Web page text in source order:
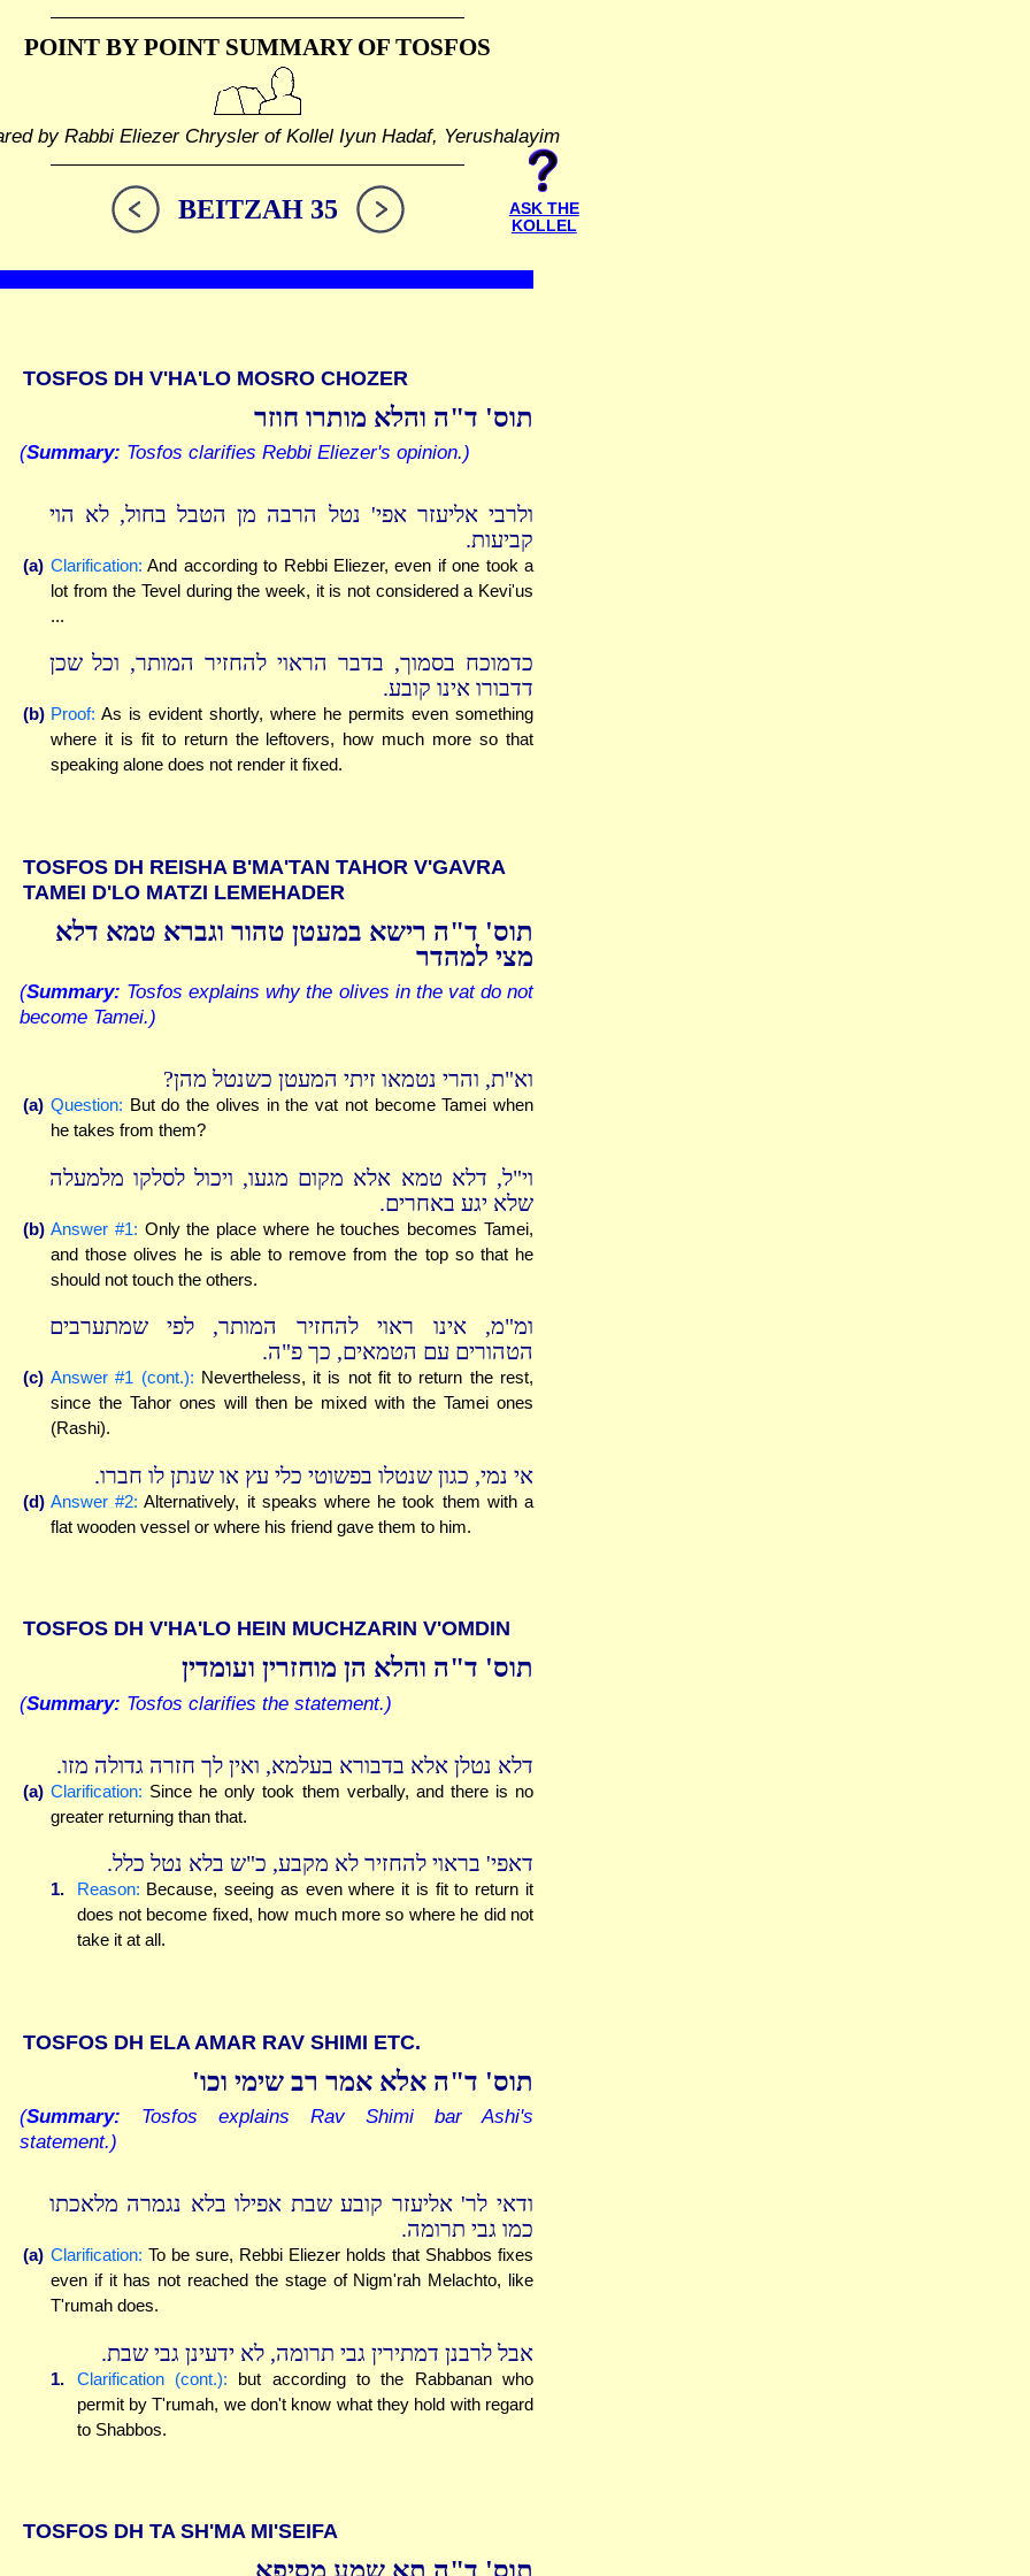
POINT BY POINT SUMMARYOF TOSFOS
by Rabbi Eliezer Chrysler of Kollel Iyun Hadaf, Yerushalayim
BEITZAH 35
ASK THE
KOLLEL
TOSFOS DH V'HA'LO MOSRO CHOZER
תוס' ד"ה והלא מותרו חוזר
(Summary: Tosfos clarifies Rebbi Eliezer's opinion.)
ולרבי אליעזר אפי' נטל הרבה מן הטבל בחול, לא הוי
קביעות.
(a) Clarification: And according to Rebbi Eliezer, even if one took a
lot from the Tevel during the week, it is not considered a Kevi'us
...
כדמוכח בסמוך, בדבר הראוי להחזיר המותר, וכל שכן
דדבורו אינו קובע.
(b) Proof: As is evident shortly, where he permits even something
where it is fit to return the leftovers, how much more so that
speaking alone does not render it fixed.
TOSFOS DH REISHA B'MA'TAN TAHOR V'GAVRA
TAMEI D'LO MATZI LEMEHADER
תוס' ד"ה רישא במעטן טהור וגברא טמא דלא
מצי למהדר
(Summary: Tosfos explains why the olives in the vat do not
become Tamei.)
וא"ת, והרי נטמאו זיתי המעטן כשנטל מהן?
(a) Question: But do the olives in the vat not become Tamei when
he takes from them?
וי"ל, דלא טמא אלא מקום מגעו, ויכול לסלקו מלמעלה
שלא יגע באחרים.
(b) Answer #1: Only the place where he touches becomes Tamei,
and those olives he is able to remove from the top so that he
should not touch the others.
ומ"מ, אינו ראוי להחזיר המותר, לפי שמתערבים
הטהורים עם הטמאים, כך פ"ה.
(c) Answer #1 (cont.): Nevertheless, it is not fit to return the rest,
since the Tahor ones will then be mixed with the Tamei ones
(Rashi).
אי נמי, כגון שנטלו בפשוטי כלי עץ או שנתן לו חברו.
(d) Answer #2: Alternatively, it speaks where he took them with a
flat wooden vessel or where his friend gave them to him.
TOSFOS DH V'HA'LO HEIN MUCHZARIN V'OMDIN
תוס' ד"ה והלא הן מוחזרין ועומדין
(Summary: Tosfos clarifies the statement.)
דלא נטלן אלא בדבורא בעלמא, ואין לך חזרה גדולה מזו.
(a) Clarification: Since he only took them verbally, and there is no
greater returning than that.
דאפי' בראוי להחזיר לא מקבע, כ"ש בלא נטל כלל.
1. Reason: Because, seeing as even where it is fit to return it
does not become fixed, how much more so where he did not
take it at all.
TOSFOS DH ELA AMAR RAV SHIMI ETC.
תוס' ד"ה אלא אמר רב שימי וכו'
(Summary: Tosfos explains Rav Shimi bar Ashi's
statement.)
ודאי לר' אליעזר קובע שבת אפילו בלא נגמרה מלאכתו
כמו גבי תרומה.
(a) Clarification: To be sure, Rebbi Eliezer holds that Shabbos fixes
even if it has not reached the stage of Nigm'rah Melachto, like
T'rumah does.
אבל לרבנן דמתירין גבי תרומה, לא ידעינן גבי שבת.
1. Clarification (cont.): but according to the Rabbanan who
permit by T'rumah, we don't know what they hold with regard
to Shabbos.
TOSFOS DH TA SH'MA MI'SEIFA